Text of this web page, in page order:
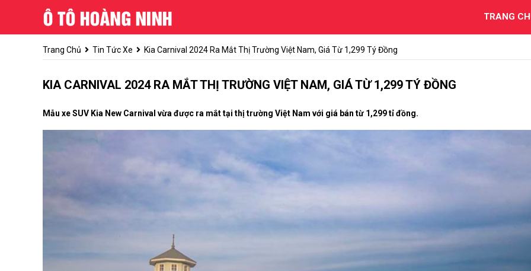
TRANG
Trang Chủ Tin Tức Xe Kia Carnival 2024 Ra Mắt Thị Trường Việt Nam, Giá Từ 1,299 Tý Đồng
KIA CARNIVAL 2024 RA MẮT THỊ TRƯỜNG VIỆT NAM, GIÁ TỪ 1,299 TÝ ĐỒNG
Mẫu xe SUV Kia New Carnival vừa được ra mắt tại thị trường Việt Nam với giá bán từ 1,299 tỉ đồng.